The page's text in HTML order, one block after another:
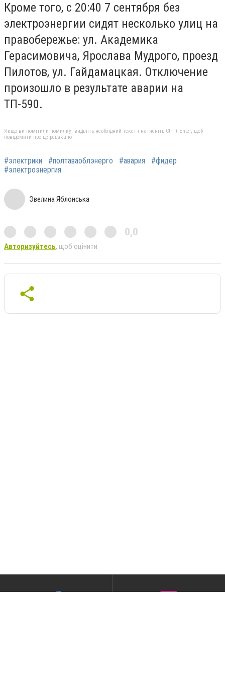
Кроме того, с 20:40 7 сентября без
электроэнергии сидят несколько улиц на
правобережье: ул. Академика
Герасимовича, Ярослава Мудрого, проезд
Пилотов, ул. Гайдамацкая. Отключение
произошло в результате аварии на
ТП-590.
Якщо ви помітили помилку, виділіть необхідний текст і натисніть Ctrl + Enter, щоб
повідомити про це редакцію
#электрики #полтаваоблэнерго #авария
#фидер
#электроэнергия
Эвелина Яблонська
0,0
Авторизуйтесь, щоб оцінити